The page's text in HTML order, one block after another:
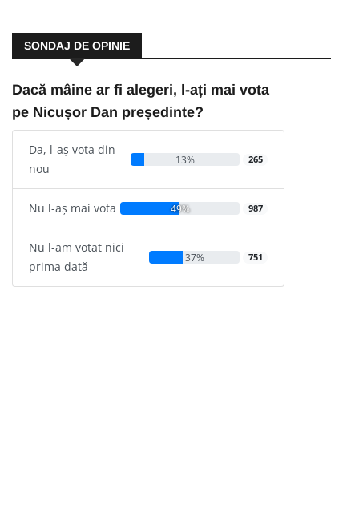
SONDAJ DE OPINIE
Dacă mâine ar fi alegeri, l-ați mai vota
pe Nicușor Dan președinte?
Da, l-aș vota din
nou
13% 265
Nu l-aș mai vota 49% 987
Nu l-am votat nici
prima dată
37% 751